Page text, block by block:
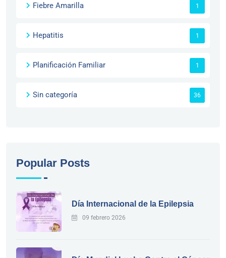
Fiebre Amarilla 1
Hepatitis 1
Planificación Familiar 1
Sin categoría 36
Popular Posts
Día Internacional de la Epilepsia
09 febrero 2026